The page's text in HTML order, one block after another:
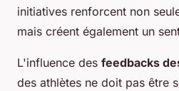
initiatives renforcent non
mais créent également un
L'influence des feedbacks
des athlètes ne doit pas être